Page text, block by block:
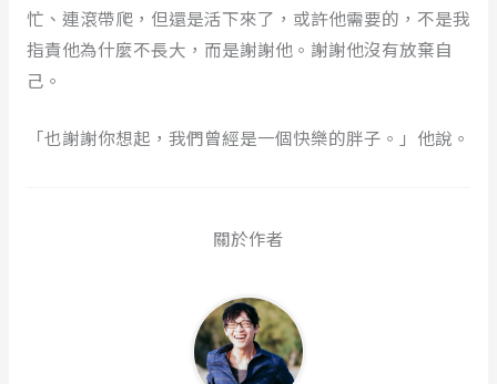
忙、連滾帶爬，但還是活下來了，或許他需要的，不是我
指責他為什麼不長大，而是謝謝他。謝謝他沒有放棄自
己。
「也謝謝你想起，我們曾經是一個快樂的胖子。」他說。
關於作者